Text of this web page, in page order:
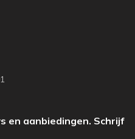
en aanbiedingen. Schrijf